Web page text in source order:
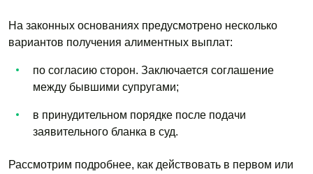
На законных основаниях предусмотрено несколько
вариантов получения алиментных выплат:
по согласию сторон. Заключается соглашение
между бывшими супругами;
в принудительном порядке после подачи
заявительного бланка в суд.
Рассмотрим подробнее, как действовать в первом или